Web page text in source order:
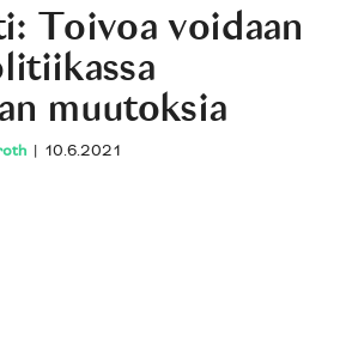
Toivoa voidaan
muutoksia
| 10.6.2021